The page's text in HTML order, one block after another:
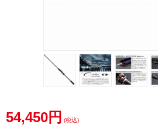
54,450円 (税込)